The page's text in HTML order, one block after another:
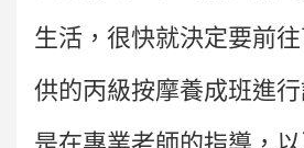
生活，很快就決定要前
供的丙級按摩養成班進
是在專業老師的指導，